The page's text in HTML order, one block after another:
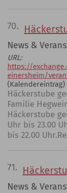
70.
News &
URL:
https://
einersheim/
(Kalendereintrag)
Häckerstube
Familie
Häckerstube
Uhr bis 23.00
bis 22.00
71.
News &